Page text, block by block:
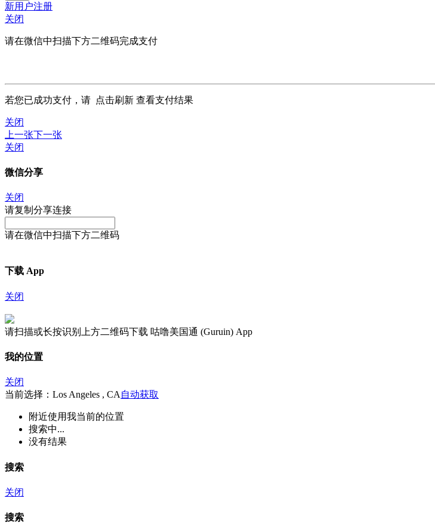
新用户注册
关闭
请在微信中扫描下方二维码完成支付
若您已成功支付，请 点击刷新 查看支付结果
关闭
上一张下一张
关闭
微信分享
关闭
请复制分享连接
请在微信中扫描下方二维码
下载 App
关闭
请扫描或长按识别上方二维码下载 咕噜美国通 (Guruin) App
我的位置
关闭
当前选择：Los Angeles , CA 自动获取
附近使用我当前的位置
搜索中...
没有结果
搜索
关闭
搜索